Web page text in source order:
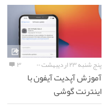
پنج شنبه ۲۳ اردیبهشت ۰۰ ۳
آموزش آپدیت آیفون با
اینترنت گوشی